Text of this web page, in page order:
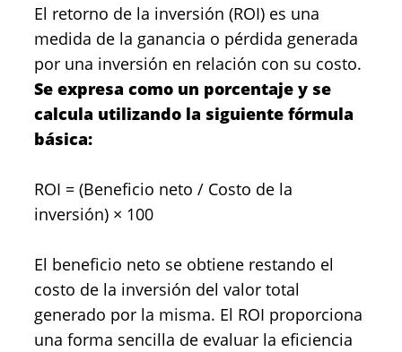
El retorno de la inversión (ROI) es una
medida de la ganancia o pérdida generada
por una inversión en relación con su costo.
Se expresa como un porcentaje y se
calcula utilizando la siguiente fórmula
básica:
ROI = (Beneficio neto / Costo de la
inversión) × 100
El beneficio neto se obtiene restando el
costo de la inversión del valor total
generado por la misma. El ROI proporciona
una forma sencilla de evaluar la eficiencia